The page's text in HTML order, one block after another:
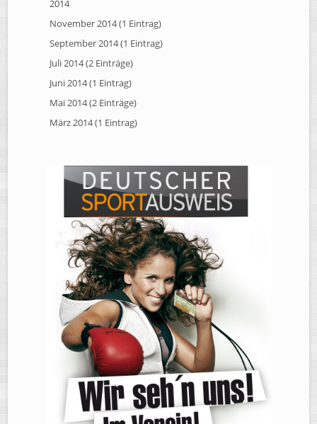
2014
November 2014 (1 Eintrag)
September 2014 (1 Eintrag)
Juli 2014 (2 Einträge)
Juni 2014 (1 Eintrag)
Mai 2014 (2 Einträge)
März 2014 (1 Eintrag)